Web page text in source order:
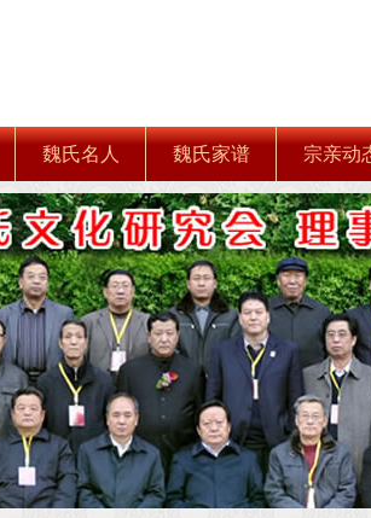
魏氏名人 魏氏家谱 宗亲动